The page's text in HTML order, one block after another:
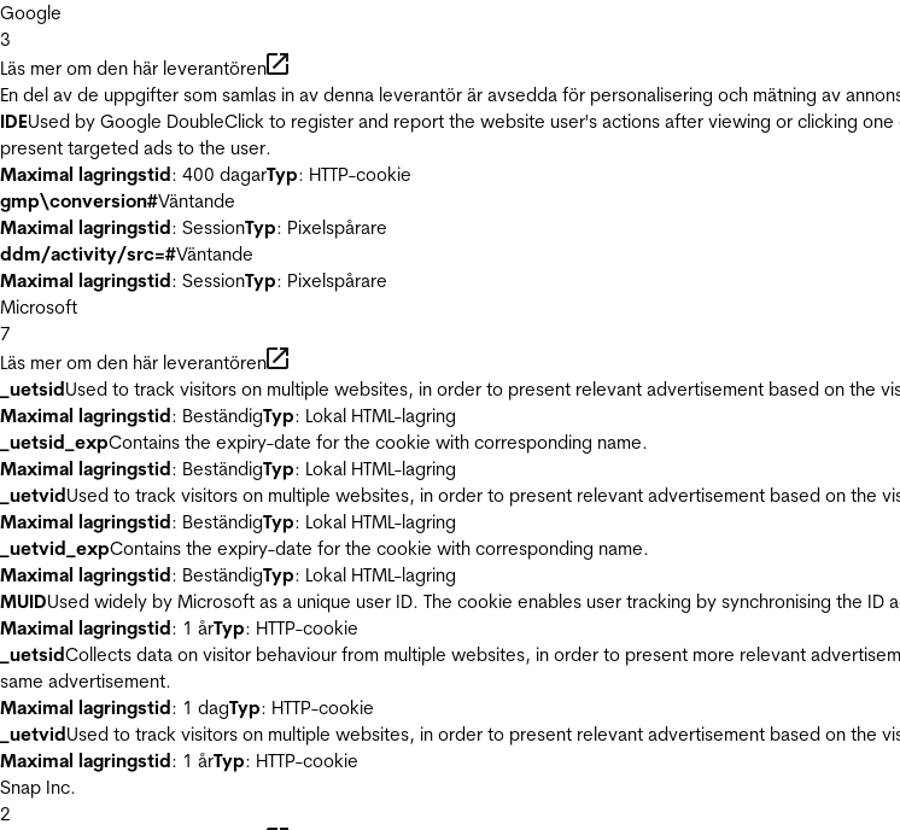
Google
3
Läs mer om den här leverantören
En del av de uppgifter som samlas in av denna leverantör är avsedda för personalisering och mätning av
IDEUsed by Google DoubleClick to register and report the website user's actions after viewing or clicking
present targeted ads to the user.
Maximal lagringstid: 400 dagarTyp: HTTP-cookie
gmp\conversion#Väntande
Maximal lagringstid: SessionTyp: Pixelspårare
ddm/activity/src=#Väntande
Maximal lagringstid: SessionTyp: Pixelspårare
Microsoft
7
Läs mer om den här leverantören
_uetsidUsed to track visitors on multiple websites, in order to present relevant advertisement based on the
Maximal lagringstid: BeständigTyp: Lokal HTML-lagring
_uetsid_expContains the expiry-date for the cookie with corresponding name.
Maximal lagringstid: BeständigTyp: Lokal HTML-lagring
_uetvidUsed to track visitors on multiple websites, in order to present relevant advertisement based on the
Maximal lagringstid: BeständigTyp: Lokal HTML-lagring
_uetvid_expContains the expiry-date for the cookie with corresponding name.
Maximal lagringstid: BeständigTyp: Lokal HTML-lagring
MUIDUsed widely by Microsoft as a unique user ID. The cookie enables user tracking by synchronising the ID
Maximal lagringstid: 1 årTyp: HTTP-cookie
_uetsidCollects data on visitor behaviour from multiple websites, in order to present more relevant
same advertisement.
Maximal lagringstid: 1 dagTyp: HTTP-cookie
_uetvidUsed to track visitors on multiple websites, in order to present relevant advertisement based on the
Maximal lagringstid: 1 årTyp: HTTP-cookie
Snap Inc.
2